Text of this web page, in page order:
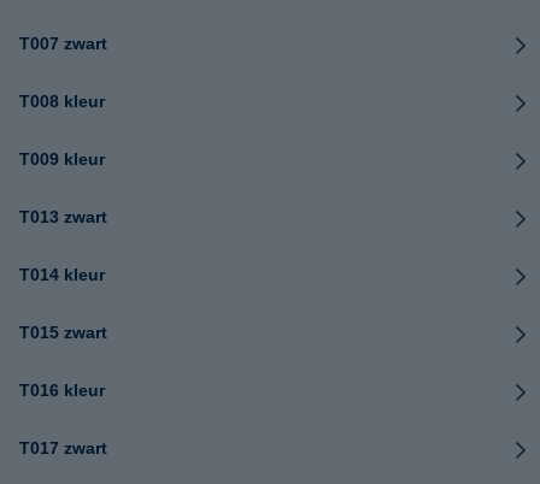
T007 zwart
T008 kleur
T009 kleur
T013 zwart
T014 kleur
T015 zwart
T016 kleur
T017 zwart